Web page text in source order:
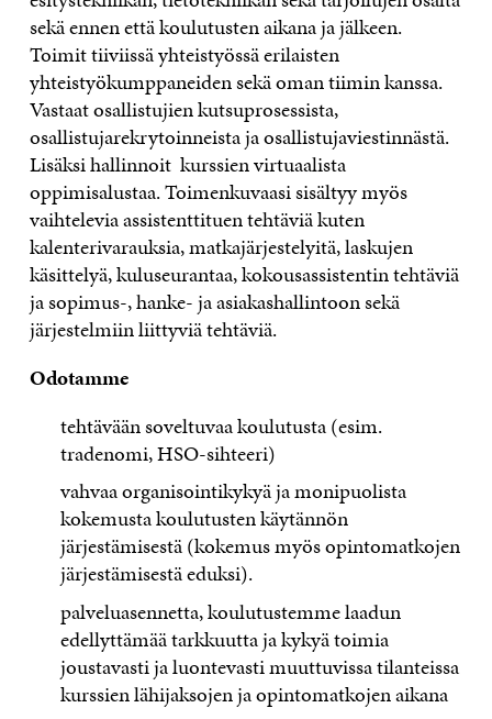
sekä ennen että koulutusten aikana ja jälkeen.
Toimit tiiviissä yhteistyössä erilaisten
yhteistyökumppaneiden sekä oman tiimin kanssa.
Vastaat osallistujien kutsuprosessista,
osallistujarekrytoinneista ja osallistujaviestinnästä.
Lisäksi hallinnoit kurssien virtuaalista
oppimisalustaa. Toimenkuvaasi sisältyy myös
vaihtelevia assistenttituen tehtäviä kuten
kalenterivarauksia, matkajärjestelyitä, laskujen
käsittelyä, kuluseurantaa, kokousassistentin tehtäviä
ja sopimus-, hanke- ja asiakashallintoon sekä
järjestelmiin liittyviä tehtäviä.
Odotamme
tehtävään soveltuvaa koulutusta (esim.
tradenomi, HSO-sihteeri)
vahvaa organisointikykyä ja monipuolista
kokemusta koulutusten käytännön
järjestämisestä (kokemus myös opintomatkojen
järjestämisestä eduksi).
palveluasennetta, koulutustemme laadun
edellyttämää tarkkuutta ja kykyä toimia
joustavasti ja luontevasti muuttuvissa tilanteissa
kurssien lähijaksojen ja opintomatkojen aikana